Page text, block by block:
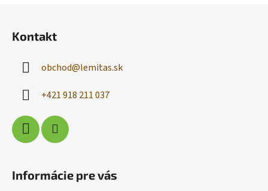
Kontakt
obchod@lemitas.sk
+421 918 211 037
Informácie pre vás